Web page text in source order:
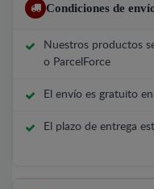
Condiciones de
Nuestros productos
o ParcelForce
El envío es gratuito
El plazo de entrega